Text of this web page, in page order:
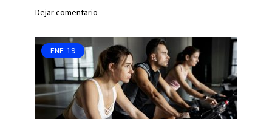
Dejar comentario
ENE 19